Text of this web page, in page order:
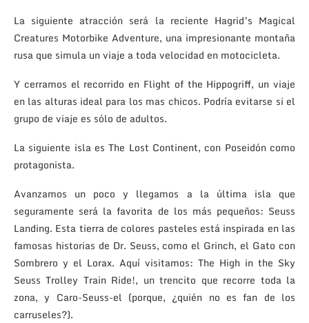
La siguiente atracción será la reciente Hagrid’s Magical
Creatures Motorbike Adventure, una impresionante montaña
rusa que simula un viaje a toda velocidad en motocicleta.
Y cerramos el recorrido en Flight of the Hippogriff, un viaje
en las alturas ideal para los mas chicos. Podría evitarse si el
grupo de viaje es sólo de adultos.
La siguiente isla es The Lost Continent, con Poseidón como
protagonista.
Avanzamos un poco y llegamos a la última isla que
seguramente será la favorita de los más pequeños: Seuss
Landing. Esta tierra de colores pasteles está inspirada en las
famosas historias de Dr. Seuss, como el Grinch, el Gato con
Sombrero y el Lorax. Aquí visitamos: The High in the Sky
Seuss Trolley Train Ride!, un trencito que recorre toda la
zona, y Caro-Seuss-el (porque, ¿quién no es fan de los
carruseles?).